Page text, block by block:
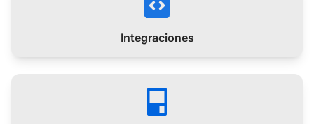
Integraciones